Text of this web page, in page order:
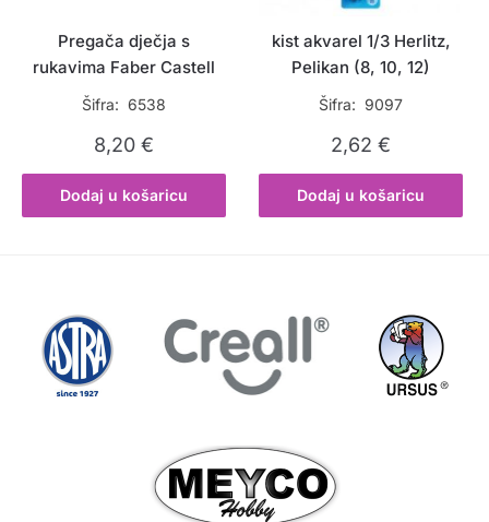
Pregača dječja s
rukavima Faber Castell
Šifra: 6538
8,20€
Dodaj u košaricu
kist akvarel 1/3 Herlitz,
Pelikan (8, 10, 12)
Šifra: 9097
2,62€
Dodaj u košaricu